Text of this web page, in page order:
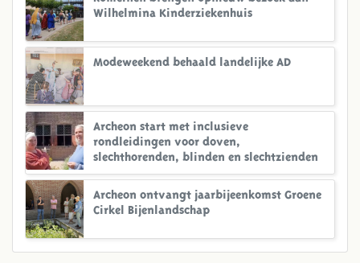
Wilhelmina Kinderziekenhuis
Modeweekend behaald landelijke AD
Archeon start met inclusieve
rondleidingen voor doven,
slechthorenden, blinden en slechtzienden
Archeon ontvangt jaarbijeenkomst Groene
Cirkel Bijenlandschap